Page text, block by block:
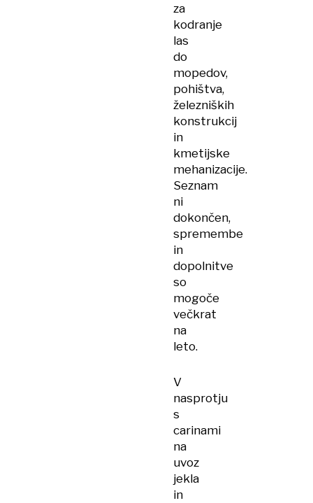
za
kodranje
las
do
mopedov,
pohištva,
železniških
konstrukcij
in
kmetijske
mehanizacije.
Seznam
ni
dokončen,
spremembe
in
dopolnitve
so
mogoče
večkrat
na
leto.
V
nasprotju
s
carinami
na
uvoz
jekla
in